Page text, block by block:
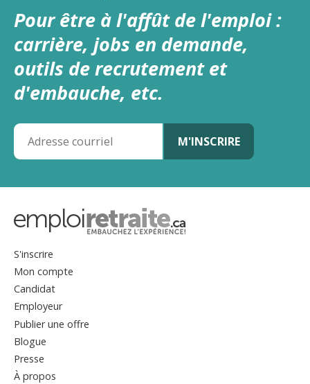
Pour être à l'affût de l'emploi :
carrière, jobs en demande,
outils de recrutement et
d'embauche, etc.
S'inscrire
Mon compte
Candidat
Employeur
Publier une offre
Blogue
Presse
À propos